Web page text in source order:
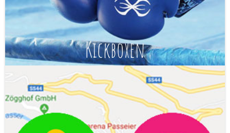
Kickboxen